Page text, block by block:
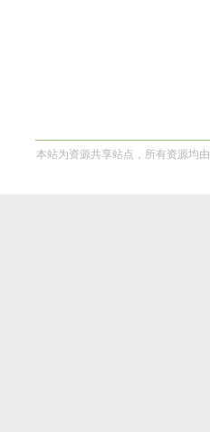
本站为资源共享站点，所有资源均